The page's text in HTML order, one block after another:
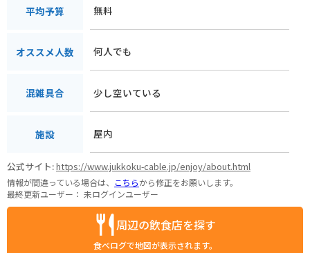
平均予算 無料
オススメ人数 何人でも
混雑具合 少し空いている
施設 屋内
公式サイト:https://www.jukkoku-cable.jp/enjoy/about.html
情報が間違っている場合は、 こちらから修正をお願いします。
最終更新ユーザー： 未ログインユーザー
周辺の飲食店を探す
食べログで地図が表示されます。